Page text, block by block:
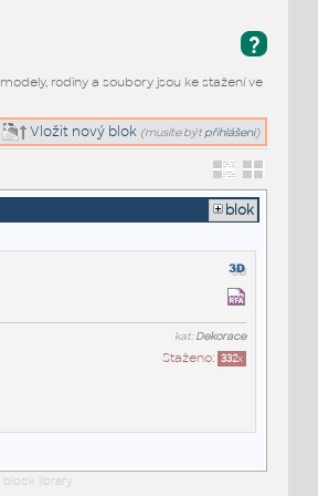
?
rodiny a soubory jsou ke stažení ve
Vložit nový blok (musíte být přihlášeni)
blok
kat:Dekorace
Staženo: 332x
library